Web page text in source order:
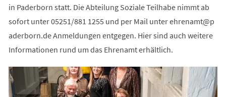
in Paderborn statt. Die Abteilung Soziale Teilhabe nimmt ab
sofort unter 05251/881 1255 und per Mail unterehrenamt
p
aderborn deAnmeldungen entgegen. Hier sind auch weitere
Informationen rund um das Ehrenamt erhältlich.